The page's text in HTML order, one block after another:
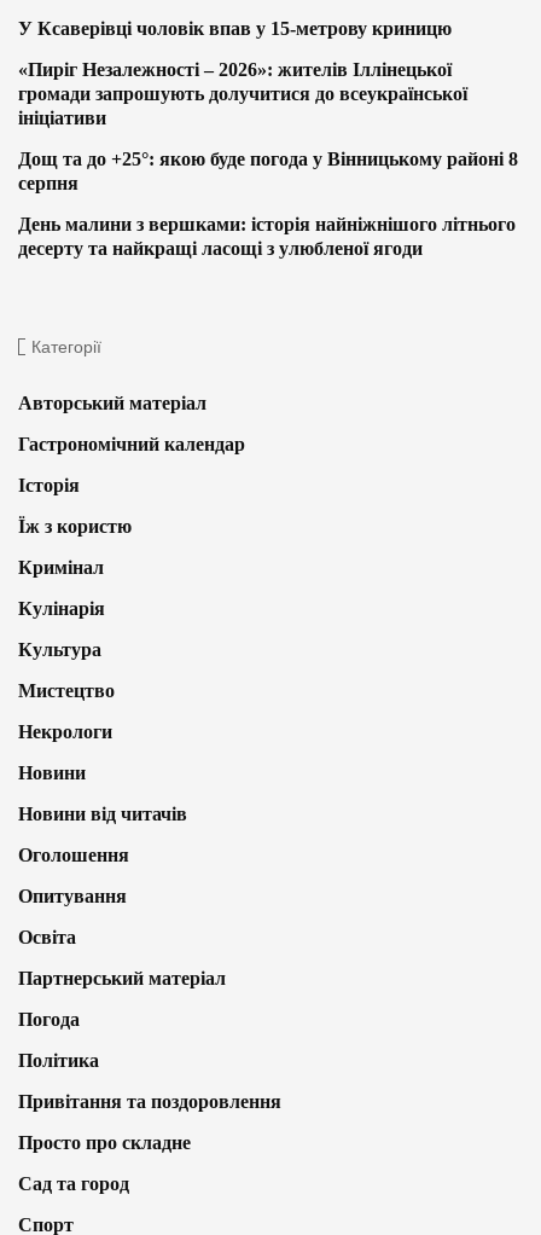
У Ксаверівці чоловік впав у 15-метрову криницю
«Пиріг Незалежності – 2026»: жителів Іллінецької
громади запрошують долучитися до всеукраїнської
ініціативи
Дощ та до +25°: якою буде погода у Вінницькому районі 8
серпня
День малини з вершками: історія найніжнішого літнього
десерту та найкращі ласощі з улюбленої ягоди
Категорії
Авторський матеріал
Гастрономічний календар
Історія
Їж з користю
Кримінал
Кулінарія
Культура
Мистецтво
Некрологи
Новини
Новини від читачів
Оголошення
Опитування
Освіта
Партнерський матеріал
Погода
Політика
Привітання та поздоровлення
Просто про складне
Сад та город
Спорт